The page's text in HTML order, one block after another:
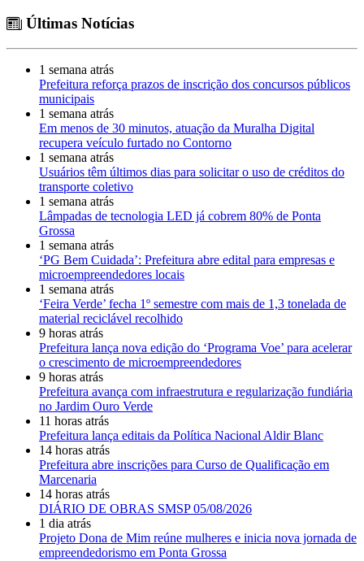
Últimas Notícias
1 semana atrás
Prefeitura reforça prazos de inscrição dos concursos públicos
municipais
1 semana atrás
Em menos de 30 minutos, atuação da Muralha Digital
recupera veículo furtado no Contorno
1 semana atrás
Usuários têm últimos dias para solicitar o uso de créditos do
transporte coletivo
1 semana atrás
Lâmpadas de tecnologia LED já cobrem 80% de Ponta
Grossa
1 semana atrás
‘PG Bem Cuidada’: Prefeitura abre edital para empresas e
microempreendedores locais
1 semana atrás
‘Feira Verde’ fecha 1º semestre com mais de 1,3 tonelada de
material reciclável recolhido
9 horas atrás
Prefeitura lança nova edição do ‘Programa Voe’ para acelerar
o crescimento de microempreendedores
9 horas atrás
Prefeitura avança com infraestrutura e regularização fundiária
no Jardim Ouro Verde
11 horas atrás
Prefeitura lança editais da Política Nacional Aldir Blanc
14 horas atrás
Prefeitura abre inscrições para Curso de Qualificação em
Marcenaria
14 horas atrás
DIÁRIO DE OBRAS SMSP 05/08/2026
1 dia atrás
Projeto Dona de Mim reúne mulheres e inicia nova jornada de
empreendedorismo em Ponta Grossa